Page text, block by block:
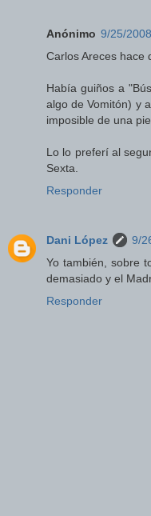
Anónimo 9/25/
Carlos Areces hace
Había guiños a
algo de Vomitón) y
imposible de una
Lo lo preferí al
Sexta.
Responder
Dani López
9/
Yo también, sobre
demasiado y el
Responder